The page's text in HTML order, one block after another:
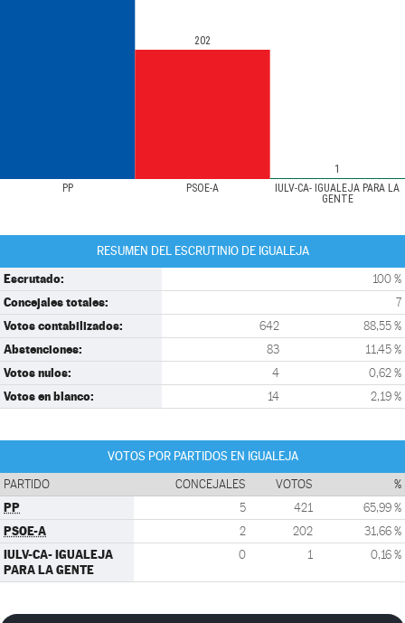
PP PSOE-A
IULV-CA- IGUALEJA PARA LA
GENTE
202
1
RESUMEN DEL ESCRUTINIO DE IGUALEJA
Escrutado: 100 %
Concejales totales: 7
Votos contabilizados: 642 88,55 %
Abstenciones: 83 11,45 %
Votos nulos: 4 0,62 %
Votos en blanco: 14 2,19 %
VOTOS POR PARTIDOS EN IGUALEJA
PARTIDO CONCEJALES VOTOS %
PP 5 421 65,99 %
PSOE-A 2 202 31,66 %
IULV-CA- IGUALEJA
PARA LA GENTE
0 1 0,16 %